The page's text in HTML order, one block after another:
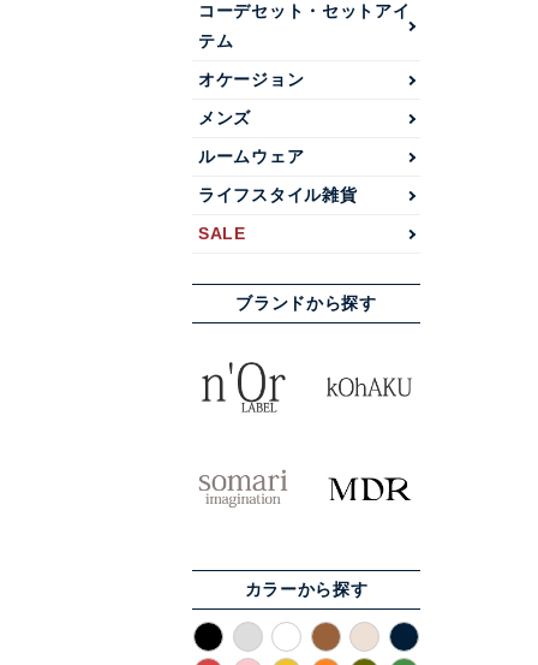
コーデセット・セットアイ
テム
オケージョン
メンズ
ルームウェア
ライフスタイル雑貨
SALE
ブランドから探す
カラーから探す